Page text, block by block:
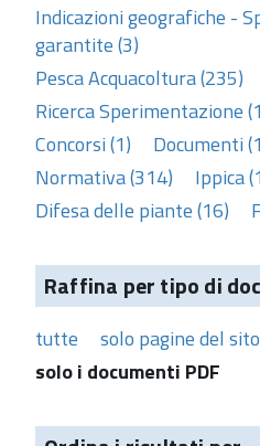
Indicazioni geografiche -
garantite (3)
Pesca Acquacoltura (235)
Ricerca Sperimentazione
Concorsi (1)
Documenti
Normativa (314)
Ippica
Difesa delle piante (16)
Raffina per tipo di
tutte
solo pagine del sito
solo i documenti PDF